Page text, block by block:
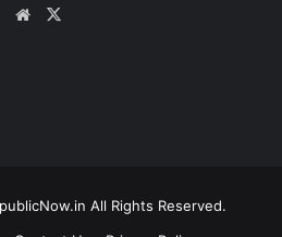
Website
All Rights Reserved.